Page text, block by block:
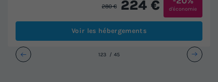
280 € 224 € d'économie
Voir les hébergements
123 45